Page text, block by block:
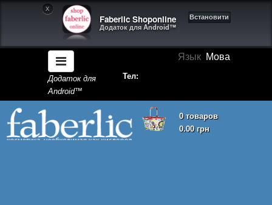
X
Faberlic Shoponline
Додаток для Android™
Встановити
Язык Мова
Додаток для
Android™
Тел:
0 товаров
0.00 грн
Кошик покупок порожній!